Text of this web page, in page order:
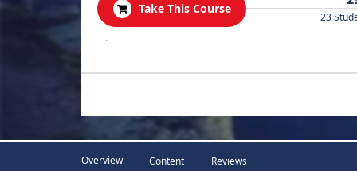
Take This Course
23
.
Overview Content Reviews